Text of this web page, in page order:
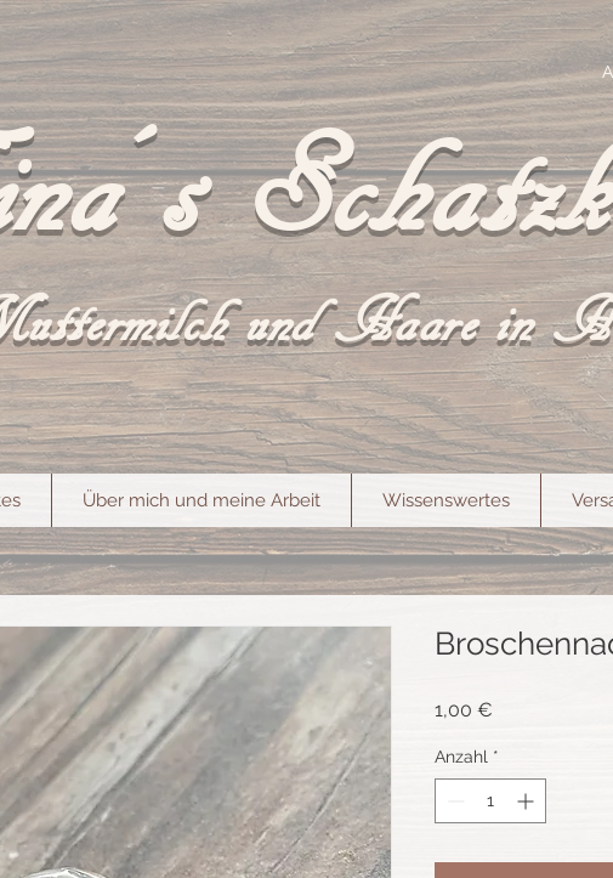
und Haare in
Über mich und meine Arbeit Wissenswertes
1,00 €
Anzahl *